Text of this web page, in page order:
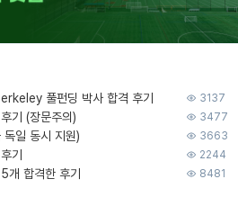
풀펀딩 박사 합격 후기 3137
기 (장문주의) 3477
독일 동시 지원) 3663
기 2244
개 합격한 후기 8481